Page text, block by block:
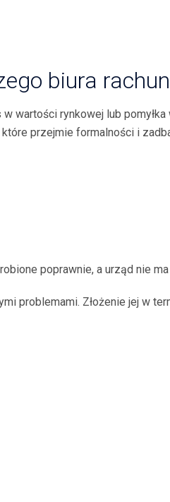
biura
wartości rynkowej lub
przejmie formalności i
poprawnie, a urząd nie
problemami. Złożenie jej w